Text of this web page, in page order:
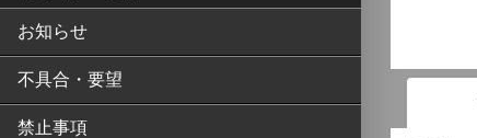
お知らせ
不具合・要望
禁止事項